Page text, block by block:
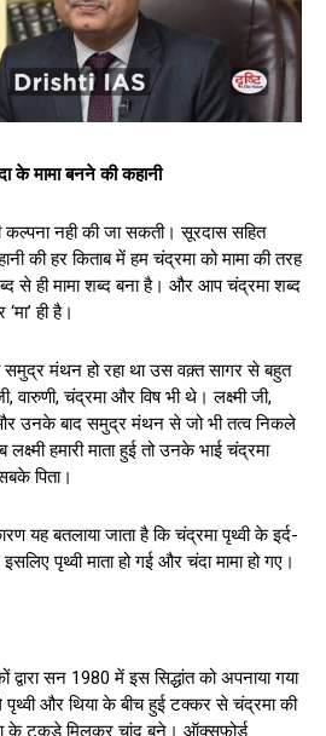
के मामा बनने की कहानी
कल्पना नही की जा सकती। सूरदास सहित
की हर किताब में हम चंद्रमा को मामा की तरह
से ही मामा शब्द बना है। और आप चंद्रमा शब्द
ही है।
मंथन हो रहा था उस वक़्त सागर से बहुत
वारुणी, चंद्रमा और विष भी थे। लक्ष्मी जी,
उनके बाद समुद्र मंथन से जो भी तत्व निकले
हमारी माता हुई तो उनके भाई चंद्रमा
पिता।
यह बतलाया जाता है कि चंद्रमा पृथ्वी के इर्द-
पृथ्वी माता हो गई और चंदा मामा हो गए।
द्वारा सन 1980 में इस सिद्धांत को अपनाया गया
पृथ्वी और थिया के बीच हुई टक्कर से चंद्रमा की
के टुकड़े मिलकर चांद बने। ऑक्सफ़ोर्ड